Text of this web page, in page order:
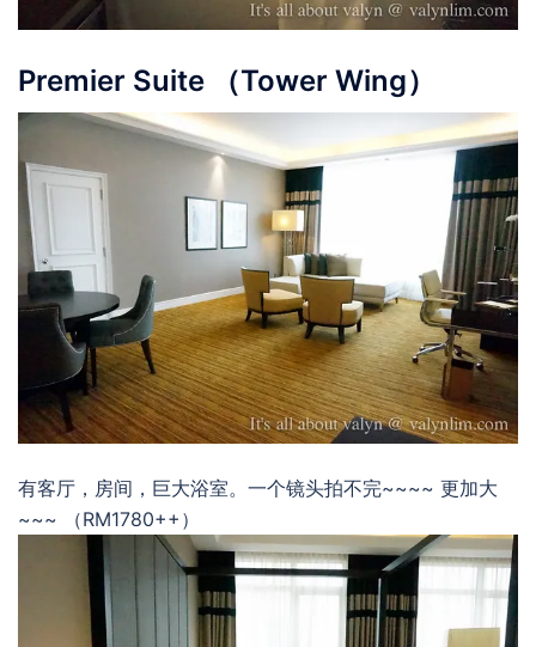
Premier Suite （Tower Wing）
有客厅，房间，巨大浴室。一个镜头拍不完~~~~ 更加大
~~~ （RM1780++）